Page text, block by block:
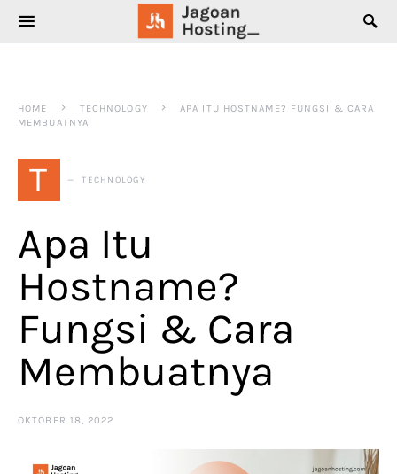
SEARCH FOR:
HOME TECHNOLOGY
APA ITU HOSTNAME? FUNGSI & CARA
MEMBUATNYA
T TECHNOLOGY
Apa Itu
Hostname?
Fungsi & Cara
Membuatnya
OKTOBER 18, 2022